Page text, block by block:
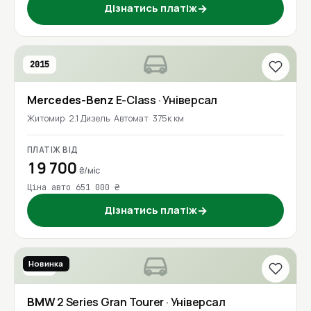
Дізнатись платіж→
2015
Mercedes-Benz E-Class · Універсал
Житомир 2.1 Дизель Автомат 375к км
ПЛАТІЖ ВІД
19 700 ₴/міс
Ціна авто 651 000 ₴
Дізнатись платіж→
2018
Новинка
BMW2 Series Gran Tourer· Універсал